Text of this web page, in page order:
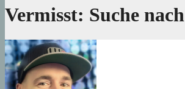
Vermisst: Suche